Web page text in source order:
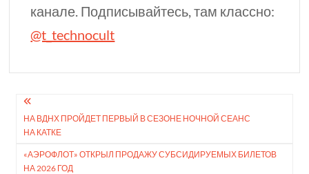
канале. Подписывайтесь, там классно:
@t_technocult
Навигация
по
записям
НА ВДНХ ПРОЙДЕТ ПЕРВЫЙ В СЕЗОНЕ НОЧНОЙ СЕАНС
НА КАТКЕ
«АЭРОФЛОТ» ОТКРЫЛ ПРОДАЖУ СУБСИДИ­РУЕМЫХ БИЛЕТОВ
НА 2026 ГОД